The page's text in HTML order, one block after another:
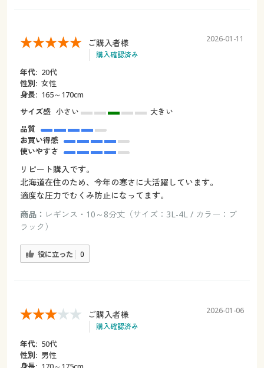
ご購入者様
購入確認済み
2026-01-11
年代: 20代
性別: 女性
身長: 165～170cm
サイズ感 小さい
大きい
品質
お買い得感
使いやすさ
リピート購入です。
北海道在住のため、今年の寒さに大活躍しています。
適度な圧力でむくみ防止になってます。
商品： レギンス・10～8分丈（サイズ：3L-4L / カラー：ブ
ラック）
役に立った 0
ご購入者様
購入確認済み
2026-01-06
年代: 50代
性別: 男性